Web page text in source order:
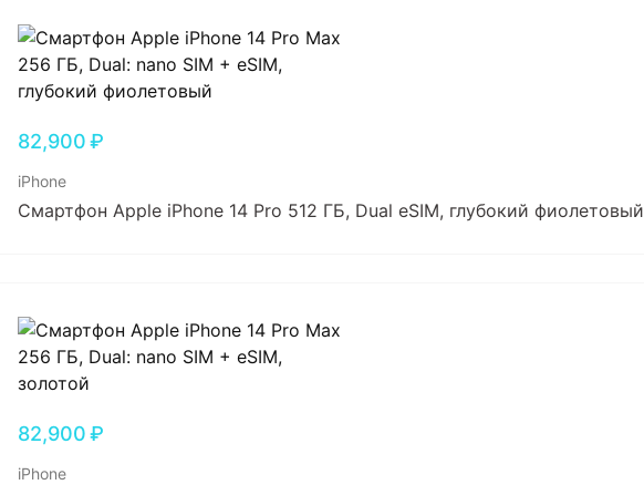
82,900₽
iPhone
Смартфон Apple iPhone 14 Pro 512 ГБ, Dual еSIM, глубокий фиолетовый
82,900₽
iPhone